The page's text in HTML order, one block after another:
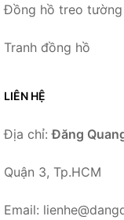
Đồng hồ treo tường
Tranh đồng hồ
LIÊN HỆ
Địa chỉ:Đăng
Quận 3, Tp.HCM
Email: